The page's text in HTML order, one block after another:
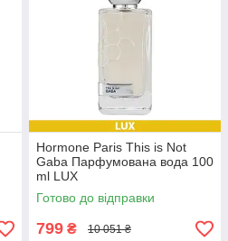
Hormone Paris This is Not
Gaba Парфумована вода 100
ml LUX
Готово до відправки
799 ₴ 10 051 ₴